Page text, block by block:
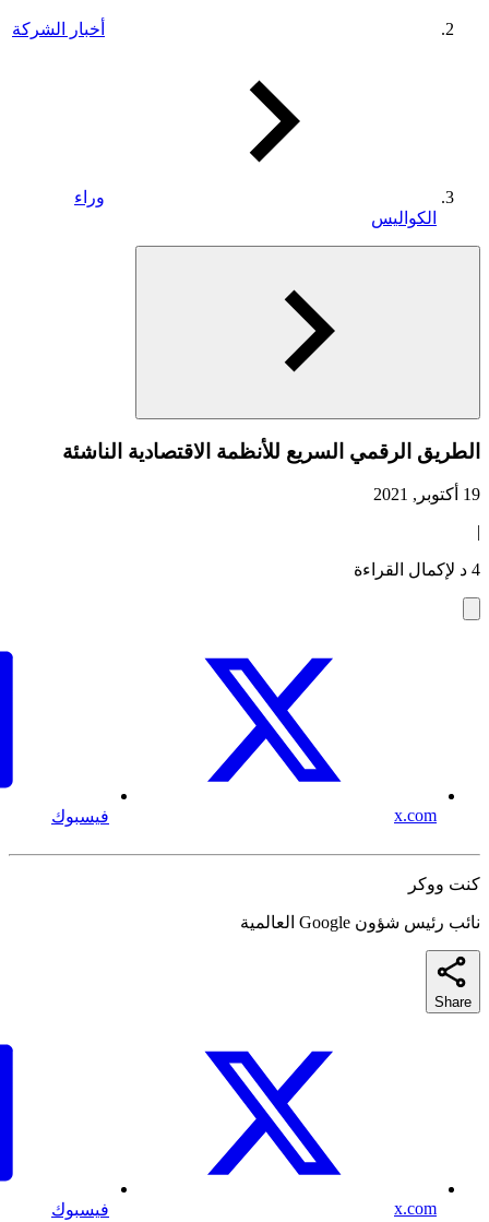
أخبار الشركة
وراء
الكواليس
الطريق الرقمي السريع للأنظمة الاقتصادية الناشئة
19 أكتوبر, 2021
|
4 د لإكمال القراءة
x.com فيسبوك
كنت ووكر
نائب رئيس شؤون Google العالمية
Share
x.com فيسبوك